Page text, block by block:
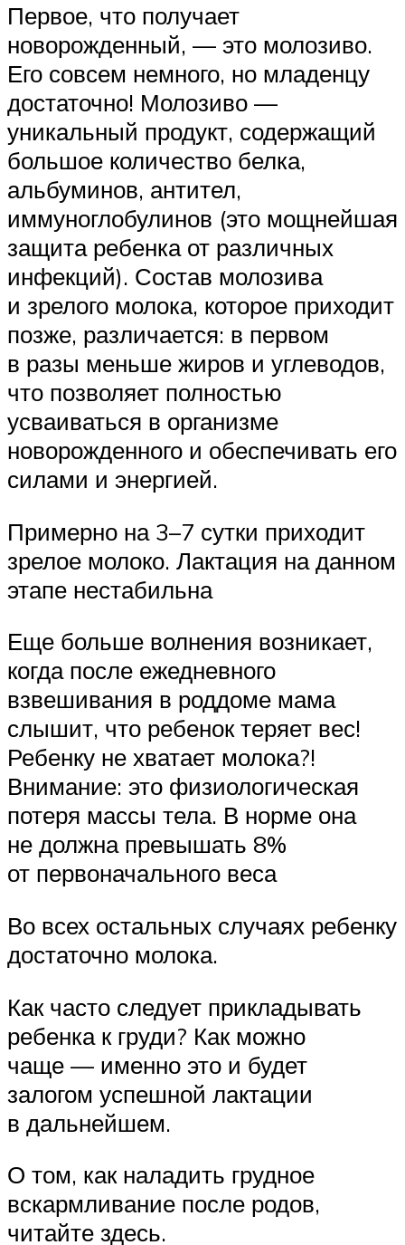
Первое, что получает
новорожденный, — это молозиво.
Его совсем немного, но младенцу
достаточно! Молозиво —
уникальный продукт, содержащий
большое количество белка,
альбуминов, антител,
иммуноглобулинов (это мощнейшая
защита ребенка от различных
инфекций). Состав молозива
и зрелого молока, которое приходит
позже, различается: в первом
в разы меньше жиров и углеводов,
что позволяет полностью
усваиваться в организме
новорожденного и обеспечивать его
силами и энергией.
Примерно на 3–7 сутки приходит
зрелое молоко. Лактация на данном
этапе нестабильна
Еще больше волнения возникает,
когда после ежедневного
взвешивания в роддоме мама
слышит, что ребенок теряет вес!
Ребенку не хватает молока?!
Внимание: это физиологическая
потеря массы тела. В норме она
не должна превышать 8%
от первоначального веса
Во всех остальных случаях ребенку
достаточно молока.
Как часто следует прикладывать
ребенка к груди? Как можно
чаще — именно это и будет
залогом успешной лактации
в дальнейшем.
О том, как наладить грудное
вскармливание после родов,
читайте здесь.